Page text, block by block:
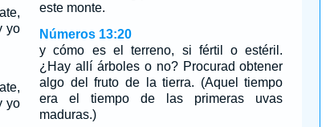
yo
yo
este monte.
Números 13:20
y cómo es el terreno, si fértil o estéril.
¿Hay allí árboles o no? Procurad obtener
algo del fruto de la tierra. (Aquel tiempo
era el tiempo de las primeras uvas
maduras.)